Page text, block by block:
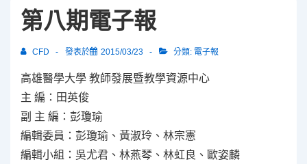
Content第八期電子報
CFD 發表於 2015/03/23 分類: 電子報
高雄醫學大學 教師發展暨教學資源中心
主 編：田英俊
副 主 編：彭瓊瑜
編輯委員：彭瓊瑜、黃淑玲、林宗憲
編輯小組：吳尤君、林燕琴、林虹良、歐姿麟